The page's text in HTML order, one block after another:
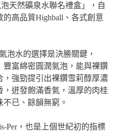
天然礦泉水聯名禮盒」，自
高品質Highball、各式創意
泡水的選擇是決勝關鍵，
豐富綿密圓潤氣泡，能與裸鑽
強勁提引出裸鑽雪莉醇厚濃
迸發飽滿香氣，溫厚的肉桂
已、餘韻無窮。
Per，也是上個世紀初的指標